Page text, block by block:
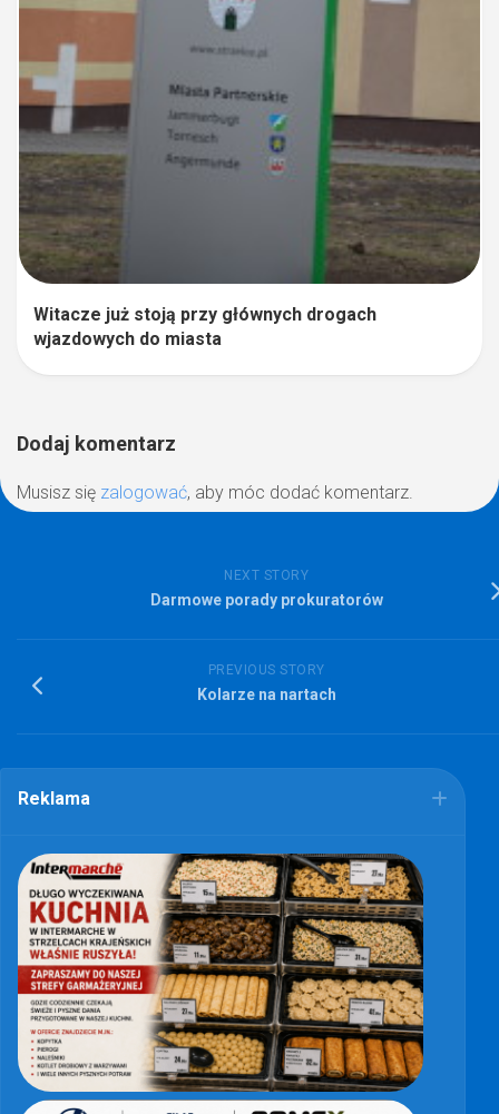
Witacze już stoją przy głównych drogach
wjazdowych do miasta
Dodaj komentarz
Musisz się zalogować, aby móc dodać komentarz.
NEXT STORY
Darmowe porady prokuratorów
PREVIOUS STORY
Kolarze na nartach
Reklama